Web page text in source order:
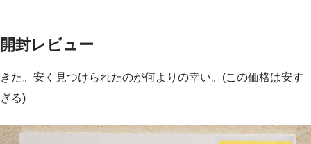
開封レビュー
きた。安く見つけられたのが何よりの幸い。(この価格は安す
ぎる)